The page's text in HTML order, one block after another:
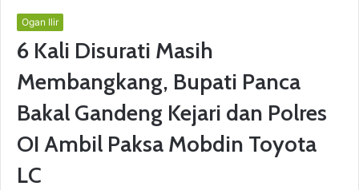
Ogan Ilir
6 Kali Disurati Masih
Membangkang, Bupati Panca
Bakal Gandeng Kejari dan Polres
OI Ambil Paksa Mobdin Toyota
LC